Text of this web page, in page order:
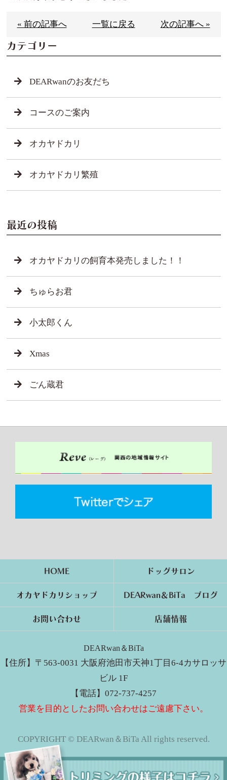
« 前の記事へ 一覧に戻る 次の記事へ »
カテゴリー
DEARwanのお友だち
コースのご案内
オカヤドカリ
オカヤドカリ繁殖
最近の投稿
オカヤドカリの飼育本発売しました！！
ちゅらお君
小太郎くん
Xmas
ごん蔵君
HOME ドッグサロン
オカヤドカリショップ DEARwan＆BiTa ブログ
お問い合わせ 店舗情報
DEARwan＆BiTa
【住所】〒563-0031 大阪府池田市天神1丁目6-4カサロッサ
ビル 1F
【電話】072-737-4257
営業を目的としたお問い合わせはご遠慮下さい。
COPYRIGHT © DEARwan＆BiTa All rights reserved.